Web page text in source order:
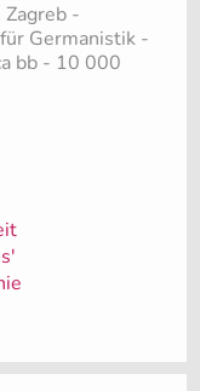
-
Germanistik -
bb - 10 000